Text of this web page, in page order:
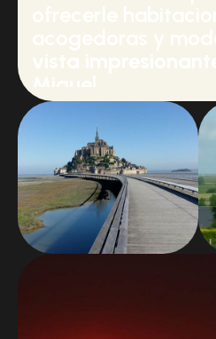
Ofrecemos
abiertas todo el
a domingo y
21:00 horas,sujeto
festivos.
Para los huéspedes de
posible disponer de pizzas
martes por la noche de 18:00